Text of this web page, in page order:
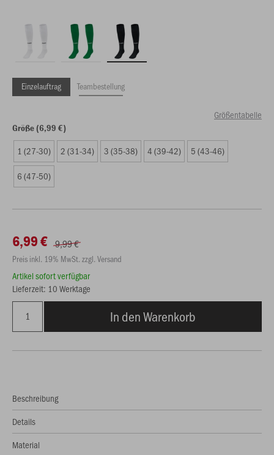
Einzelauftrag Teambestellung
Größentabelle
Größe (6,99 €)
1 (27-30) 2 (31-34) 3 (35-38) 4 (39-42) 5 (43-46)
6 (47-50)
6,99 € 9,99 €
Preis inkl. 19% MwSt. zzgl. Versand
Artikel sofort verfügbar
Lieferzeit: 10 Werktage
In den Warenkorb
Beschreibung
Details
Material